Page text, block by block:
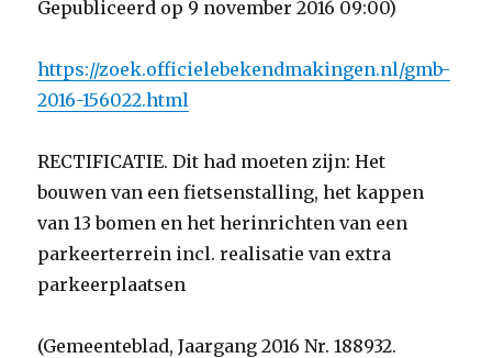
Gepubliceerd op 9 november 2016 09:00)
https://zoek.officielebekendmakingen.nl/gmb-
2016-156022.html
RECTIFICATIE. Dit had moeten zijn: Het
bouwen van een fietsenstalling, het kappen
van 13 bomen en het herinrichten van een
parkeerterrein incl. realisatie van extra
parkeerplaatsen
(Gemeenteblad, Jaargang 2016 Nr. 188932.